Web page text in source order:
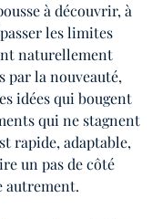
à découvrir, à
les limites
naturellement
par la nouveauté,
idées qui bougent
qui ne stagnent
rapide, adaptable,
un pas de côté
autrement.